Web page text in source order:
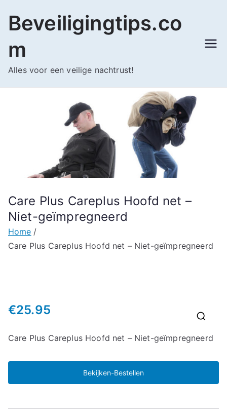
naar
inhoud
Beveiligingtips.co
m
Alles voor een veilige nachtrust!
Care Plus Careplus Hoofd net –
Niet-geïmpregneerd
Home
Care Plus Careplus Hoofd net – Niet-geïmpregneerd
€25.95
Care Plus Careplus Hoofd net – Niet-geïmpregneerd
Bekijken-Bestellen